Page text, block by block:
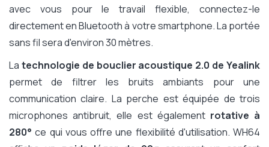
avec vous pour le travail flexible, connectez-le
directement en Bluetooth à votre smartphone. La portée
sans fil sera d'environ 30 mètres.
La technologie de bouclier acoustique 2.0 de Yealink
permet de filtrer les bruits ambiants pour une
communication claire. La perche est équipée de trois
microphones antibruit, elle est également rotative à
280° ce qui vous offre une flexibilité d'utilisation. WH64